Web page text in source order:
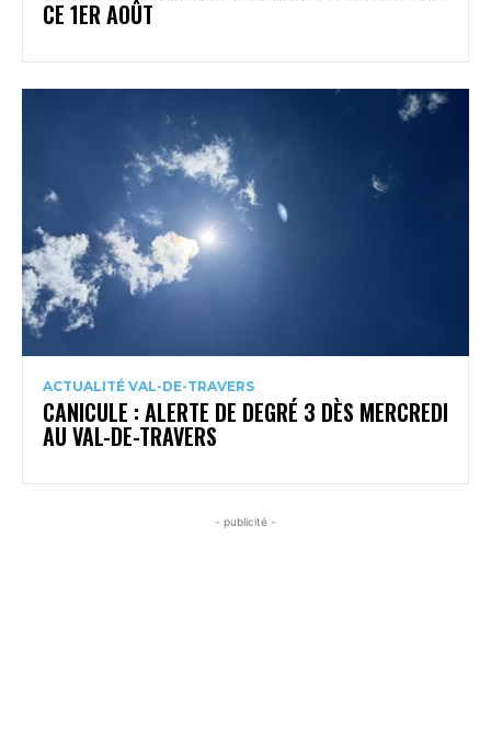
CE 1ER AOÛT
ACTUALITÉ VAL-DE-TRAVERS
CANICULE : ALERTE DE DEGRÉ 3 DÈS MERCREDI
AU VAL-DE-TRAVERS
- publicité -